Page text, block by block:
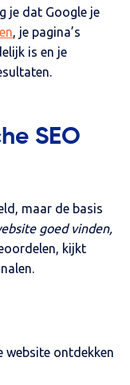
je dat Google je
, je pagina’s
is en je
SEO
maar de basis
goed vinden,
kijkt
website ontdekken